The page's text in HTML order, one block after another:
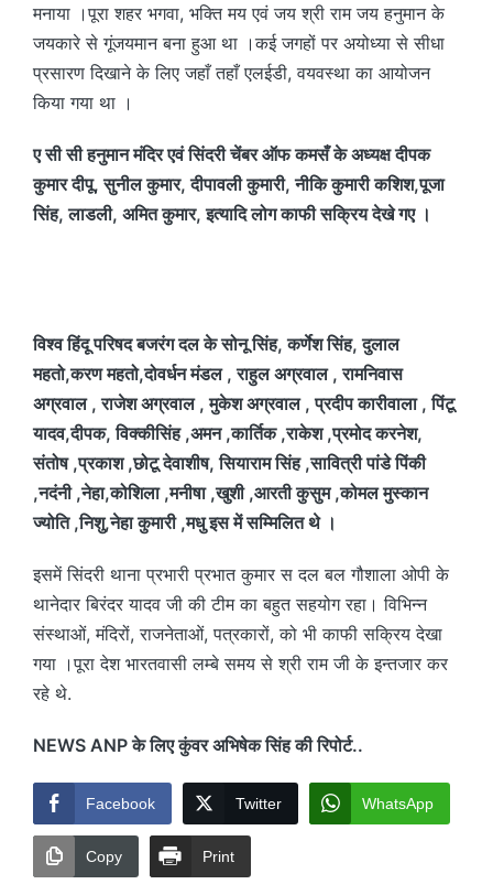
मनाया ।पूरा शहर भगवा, भक्ति मय एवं जय श्री राम जय हनुमान के
जयकारे से गूंजयमान बना हुआ था ।कई जगहों पर अयोध्या से सीधा
प्रसारण दिखाने के लिए जहाँ तहाँ एलईडी, वयवस्था का आयोजन
किया गया था ।
ए सी सी हनुमान मंदिर एवं सिंदरी चेंबर ऑफ कमसँ के अध्यक्ष दीपक
कुमार दीपू, सुनील कुमार, दीपावली कुमारी, नीकि कुमारी कशिश,पूजा
सिंह, लाडली, अमित कुमार, इत्यादि लोग काफी सक्रिय देखे गए ।
विश्व हिंदू परिषद बजरंग दल के सोनू सिंह, कर्णेश सिंह, दुलाल
महतो,करण महतो,दोवर्धन मंडल , राहुल अग्रवाल , रामनिवास
अग्रवाल , राजेश अग्रवाल , मुकेश अग्रवाल , प्रदीप कारीवाला , पिंटू
यादव,दीपक, विक्कीसिंह ,अमन ,कार्तिक ,राकेश ,प्रमोद करनेश,
संतोष ,प्रकाश ,छोटू देवाशीष, सियाराम सिंह ,सावित्री पांडे पिंकी
,नदंनी ,नेहा,कोशिला ,मनीषा ,खुशी ,आरती कुसुम ,कोमल मुस्कान
ज्योति ,निशु,नेहा कुमारी ,मधु इस में सम्मिलित थे ।
इसमें सिंदरी थाना प्रभारी प्रभात कुमार स दल बल गौशाला ओपी के
थानेदार बिरंदर यादव जी की टीम का बहुत सहयोग रहा। विभिन्न
संस्थाओं, मंदिरों, राजनेताओं, पत्रकारों, को भी काफी सक्रिय देखा
गया ।पूरा देश भारतवासी लम्बे समय से श्री राम जी के इन्तजार कर
रहे थे.
NEWS ANP के लिए कुंवर अभिषेक सिंह की रिपोर्ट..
Facebook Twitter WhatsApp
Copy Print